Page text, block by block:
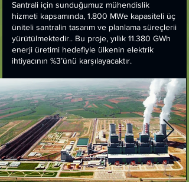
Santrali için sunduğumuz mühendislik
hizmeti kapsamında, 1.800 MWe kapasiteli üç
üniteli santralin tasarım ve planlama süreçlerii
yürütülmektedir.. Bu proje, yıllık 11.380 GWh
enerji üretimi hedefiyle ülkenin elektrik
ihtiyacının %3’ünü karşılayacaktır.